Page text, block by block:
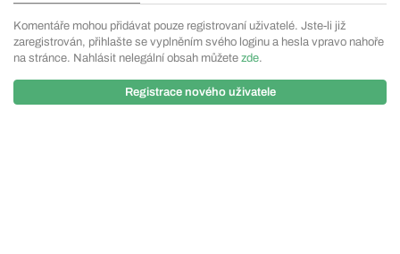
Komentáře mohou přidávat pouze registrovaní uživatelé. Jste-li již
zaregistrován, přihlašte se vyplněním svého loginu a hesla vpravo nahoře
na stránce. Nahlásit nelegální obsah můžete zde.
Registrace nového uživatele